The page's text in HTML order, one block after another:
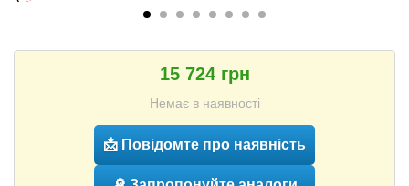
15 724 грн
Немає в наявності
📩 Повідомте про наявність